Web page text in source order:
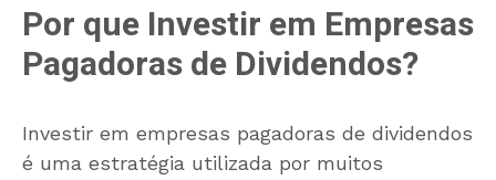
Por que Investir em Empresas
Pagadoras de Dividendos?
Investir em empresas pagadoras de dividendos
é uma estratégia utilizada por muitos